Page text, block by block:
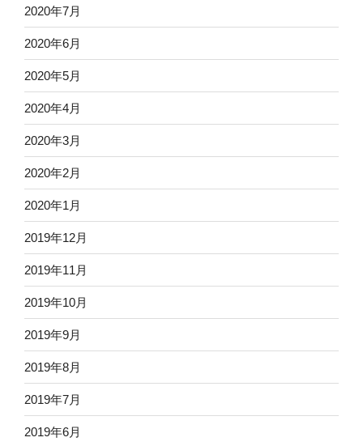
2020年7月
2020年6月
2020年5月
2020年4月
2020年3月
2020年2月
2020年1月
2019年12月
2019年11月
2019年10月
2019年9月
2019年8月
2019年7月
2019年6月